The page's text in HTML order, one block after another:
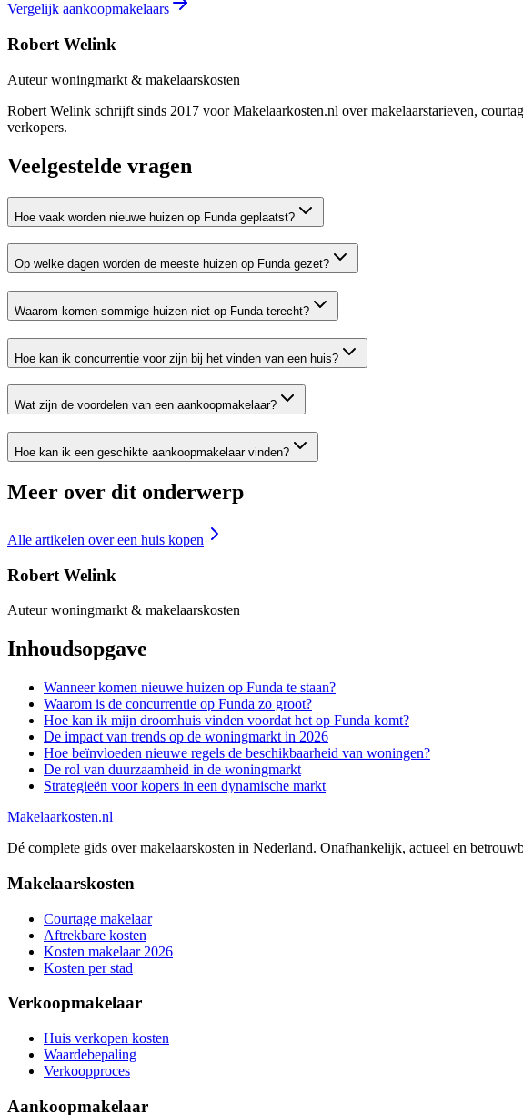
Vergelijk aankoopmakelaars
Robert Welink
Auteur woningmarkt & makelaarskosten
Robert Welink schrijft sinds 2017 voor Makelaarkosten.nl over makelaarstarieven,
verkopers.
Veelgestelde vragen
Hoe vaak worden nieuwe huizen op Funda geplaatst?
Op welke dagen worden de meeste huizen op Funda gezet?
Waarom komen sommige huizen niet op Funda terecht?
Hoe kan ik concurrentie voor zijn bij het vinden van een huis?
Wat zijn de voordelen van een aankoopmakelaar?
Hoe kan ik een geschikte aankoopmakelaar vinden?
Meer over dit onderwerp
Alle artikelen overeen huis kopen
Robert Welink
Auteur woningmarkt & makelaarskosten
Inhoudsopgave
Wanneer komen nieuwe huizen op Funda te staan?
Waarom is de concurrentie op Funda zo groot?
Hoe kan ik mijn droomhuis vinden voordat het op Funda komt?
De impact van trends op de woningmarkt in 2026
Hoe beïnvloeden nieuwe regels de beschikbaarheid van woningen?
De rol van duurzaamheid in de woningmarkt
Strategieën voor kopers in een dynamische markt
Makelaarkosten.nl
Dé complete gids over makelaarskosten in Nederland. Onafhankelijk, actueel en
Makelaarskosten
Courtage makelaar
Aftrekbare kosten
Kosten makelaar 2026
Kosten per stad
Verkoopmakelaar
Huis verkopen kosten
Waardebepaling
Verkoopproces
Aankoopmakelaar